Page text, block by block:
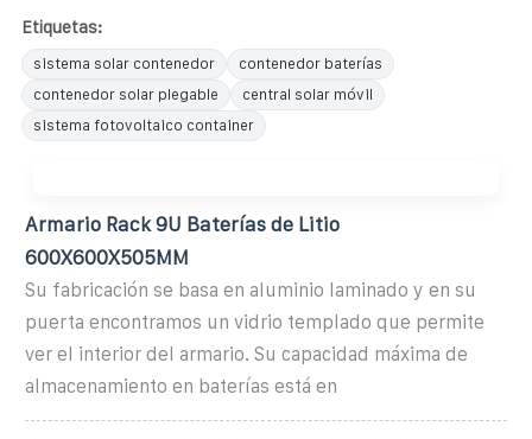
Etiquetas:
sistema solar contenedor
contenedor baterías
contenedor solar plegable
central solar móvil
sistema fotovoltaico container
Armario Rack 9U Baterías de Litio
600X600X505MM
Su fabricación se basa en aluminio laminado y en su
puerta encontramos un vidrio templado que permite
ver el interior del armario. Su capacidad máxima de
almacenamiento en baterías está en